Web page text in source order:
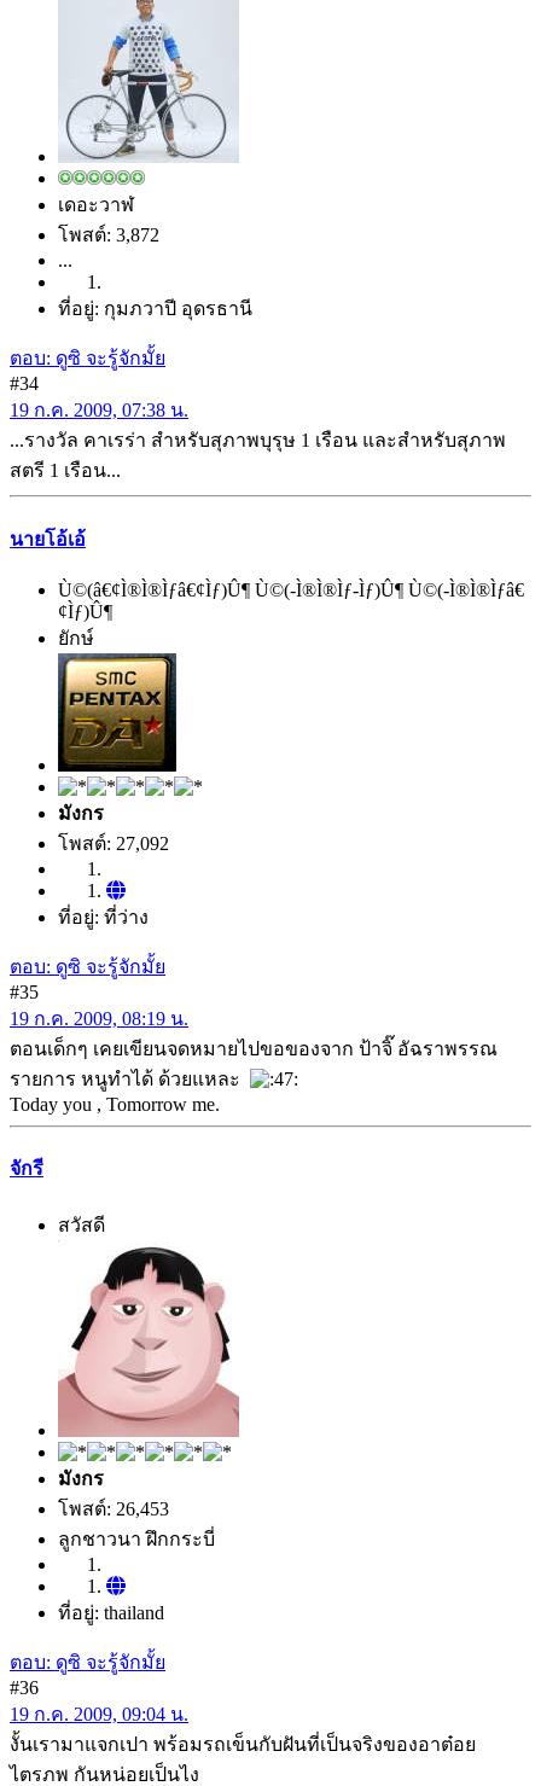
เดอะวาฬ
โพสต์: 3,872
...
ที่อยู่: กุมภวาปี อุดรธานี
ตอบ: ดูซิ จะรู้จักมั้ย
#34
19 ก.ค. 2009, 07:38 น.
...รางวัล คาเรร่า สำหรับสุภาพบุรุษ 1 เรือน และสำหรับสุภาพ
สตรี 1 เรือน...
นายโอ้เอ้
Ù©(â€¢Ì®Ì®Ìƒâ€¢Ìƒ)Û¶ Ù©(-Ì®Ì®Ìƒ-Ìƒ)Û¶ Ù©(-Ì®Ì®Ìƒâ€
¢Ìƒ)Û¶
ยักษ์
มังกร
โพสต์: 27,092
ที่อยู่: ที่ว่าง
ตอบ: ดูซิ จะรู้จักมั้ย
#35
19 ก.ค. 2009, 08:19 น.
ตอนเด็กๆ เคยเขียนจดหมายไปขอของจาก ป้าจิ๊ อัฉราพรรณ
รายการ หนูทำได้ ด้วยแหละ
Today you , Tomorrow me.
จักรี
สวัสดี
มังกร
โพสต์: 26,453
ลูกชาวนา ฝึกกระบี่
ที่อยู่: thailand
ตอบ: ดูซิ จะรู้จักมั้ย
#36
19 ก.ค. 2009, 09:04 น.
งั้นเรามาแจกเปา พร้อมรถเข็นกับฝันที่เป็นจริงของอาต๋อย
ไตรภพ กันหน่อยเป็นไง